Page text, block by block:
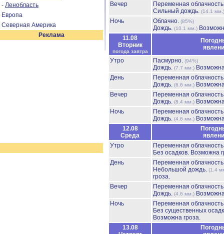
- Ленобласть
Европа
Северная Америка
Реклама
Вечер
Переменная
Сильный дождь. (14.1 мм.)
Ночь Облачно. (85%)
Дождь. (10.1 мм.)
11.08
Вторник
погода завтра
Утро
Пасмурно. (94%)
Дождь. (7.7 мм.)
День
Переменная
Дождь. (6.6 мм.)
Вечер
Переменная
Дождь. (8.4 мм.)
Ночь
Переменная
Дождь. (4.6 мм.)
12.08
Среда
Утро
Переменная
Без осадков. Возможна
День
Переменная
Небольшой дождь. (1.4
гроза.
Вечер
Переменная
Дождь. (4.6 мм.)
Ночь
Переменная
Без существенных
Возможна гроза.
13.08